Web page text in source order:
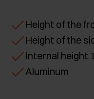
Height of the
Height of the
Internal height
Aluminum